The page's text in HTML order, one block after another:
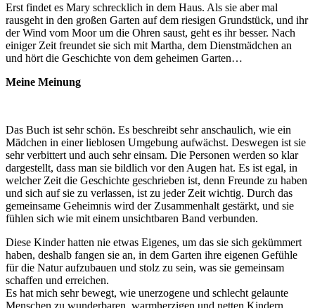
Erst findet es Mary schrecklich in dem Haus. Als sie aber mal
rausgeht in den großen Garten auf dem riesigen Grundstück, und ihr
der Wind vom Moor um die Ohren saust, geht es ihr besser. Nach
einiger Zeit freundet sie sich mit Martha, dem Dienstmädchen an
und hört die Geschichte von dem geheimen Garten…
Meine Meinung
Das Buch ist sehr schön. Es beschreibt sehr anschaulich, wie ein
Mädchen in einer lieblosen Umgebung aufwächst. Deswegen ist sie
sehr verbittert und auch sehr einsam. Die Personen werden so klar
dargestellt, dass man sie bildlich vor den Augen hat. Es ist egal, in
welcher Zeit die Geschichte geschrieben ist, denn Freunde zu haben
und sich auf sie zu verlassen, ist zu jeder Zeit wichtig. Durch das
gemeinsame Geheimnis wird der Zusammenhalt gestärkt, und sie
fühlen sich wie mit einem unsichtbaren Band verbunden.
Diese Kinder hatten nie etwas Eigenes, um das sie sich gekümmert
haben, deshalb fangen sie an, in dem Garten ihre eigenen Gefühle
für die Natur aufzubauen und stolz zu sein, was sie gemeinsam
schaffen und erreichen.
Es hat mich sehr bewegt, wie unerzogene und schlecht gelaunte
Menschen zu wunderbaren, warmherzigen und netten Kindern